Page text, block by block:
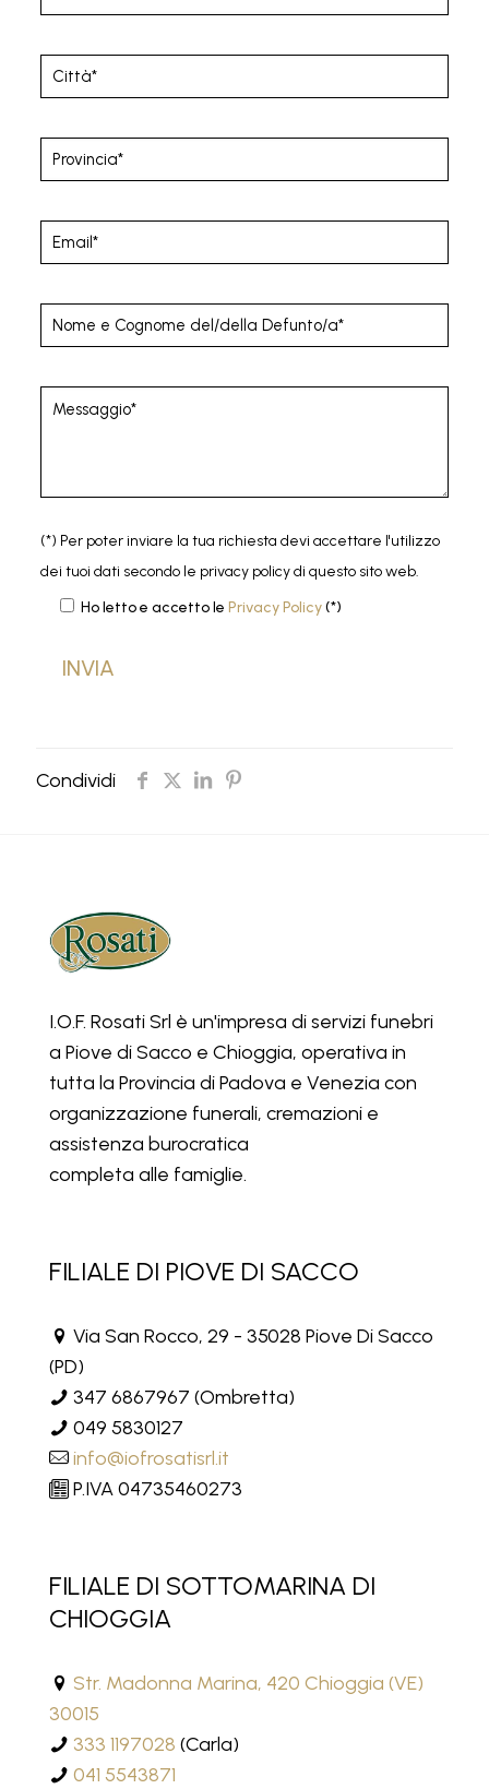
(*) Per poter inviare la tua richiesta devi accettare l'utilizzo
dei tuoi dati secondo le privacy policy di questo sito web.
Ho letto e accetto le Privacy Policy(*)
Condividi
I.O.F. Rosati Srl è un'impresa di servizi funebri
a Piove di Sacco e Chioggia, operativa in
tutta la Provincia di Padova e Venezia con
organizzazione funerali, cremazioni e
assistenza burocratica
completa alle famiglie.
FILIALE DI PIOVE DI SACCO
Via San Rocco, 29 - 35028 Piove Di Sacco
(PD)
347 6867967 (Ombretta)
049 5830127
info@iofrosatisrl.it
P.IVA 04735460273
FILIALE DI SOTTOMARINA DI
CHIOGGIA
Str. Madonna Marina, 420 Chioggia (VE)
30015
333 1197028 (Carla)
041 5543871